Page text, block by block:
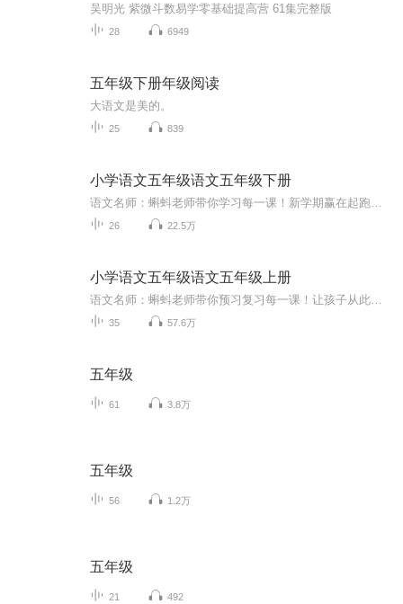
吴明光 紫微斗数易学零基础提高营 61集完整版
28 6949
五年级下册年级阅读
大语文是美的。
25 839
小学语文五年级语文五年级下册
26 22.5万
小学语文五年级语文五年级上册
35 57.6万
五年级
61 3.8万
五年级
56 1.2万
五年级
21 492